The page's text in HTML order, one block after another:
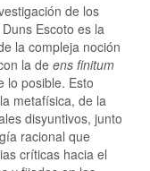
de los
Escoto es la
la compleja noción
la de ens finitum
lo posible. Esto
metafísica, de la
disyuntivos, junto
racional que
críticas hacia el